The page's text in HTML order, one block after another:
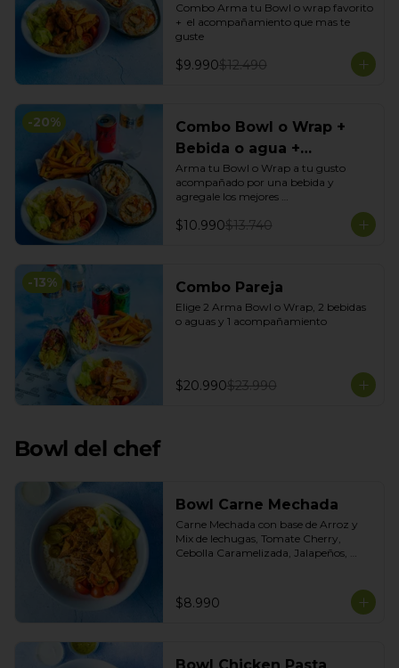
Combo Arma tu Bowl o wrap favorito
+  el acompañamiento que mas te
guste
$9.990$12.490
-20%
Combo Bowl o Wrap +
Bebida o agua +
Acompañamiento
Arma tu Bowl o Wrap a tu gusto
acompañado por una bebida y
agregale los mejores
acompañamientos de Tasty Garden!
$10.990$13.740
-13% Combo Pareja
Elige 2 Arma Bowl o Wrap, 2 bebidas
o aguas y 1 acompañamiento
$20.990$23.990
Bowl del chef
Bowl Carne Mechada
Carne Mechada con base de Arroz y
Mix de lechugas, Tomate Cherry,
Cebolla Caramelizada, Jalapeños,
Salsa de Cilantro
$8.990